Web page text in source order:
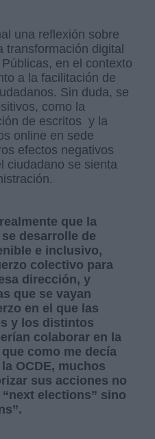
una reflexión sobre
transformación digital
en el contexto
a la facilitación de
Sin duda, se
como la
de escritos y la
online en sede
efectos negativos
ciudadano se sienta
que la
desarrolle de
e inclusivo,
colectivo para
dirección, y
que se vayan
en el que las
y los distintos
colaborar en la
como me decía
OCDE, muchos
sus acciones no
elections” sino